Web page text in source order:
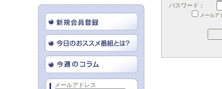
メールアドレス
パスワード：
メールア